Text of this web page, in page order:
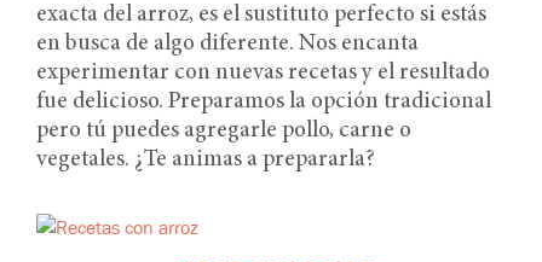
exacta del arroz, es el sustituto perfecto si estás
en busca de algo diferente. Nos encanta
experimentar con nuevas recetas y el resultado
fue delicioso. Preparamos la opción tradicional
pero tú puedes agregarle pollo, carne o
vegetales. ¿Te animas a prepararla?